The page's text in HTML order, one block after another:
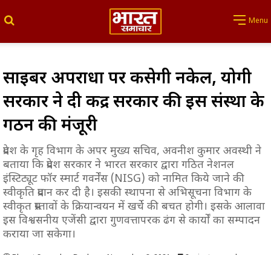
Menu
साइबर अपराधों पर कसेगी नकेल, योगी
सरकार ने दी केंद्र सरकार की इस संस्था के
गठन की मंजूरी
प्रदेश के गृह विभाग के अपर मुख्य सचिव, अवनीश कुमार अवस्थी ने
बताया कि प्रदेश सरकार ने भारत सरकार द्वारा गठित नेशनल
इंस्टिट्यूट फॉर स्मार्ट गवर्नेंस (NISG) को नामित किये जाने की
स्वीकृति प्रदान कर दी है। इसकी स्थापना से अभिसूचना विभाग के
स्वीकृत प्रस्तावों के क्रियान्वयन में खर्चे की बचत होगी। इसके आलावा
इस विश्वसनीय एजेंसी द्वारा गुणवत्तापरक ढंग से कार्यों का सम्पादन
कराया जा सकेगा।